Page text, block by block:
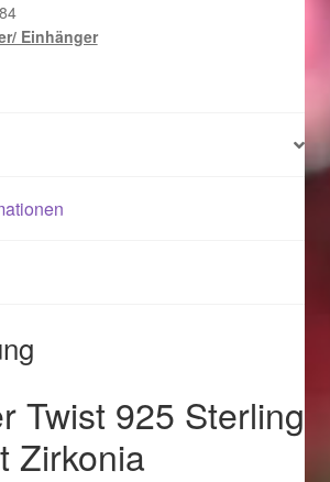
zu Halloween
zu Halloween
zu Halloween 2021
zu Halloween 2022
Einhänger
Twist 925 Sterling
Zirkonia